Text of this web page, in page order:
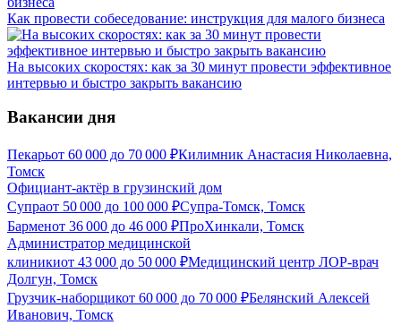
Как провести собеседование: инструкция для малого бизнеса
На высоких скоростях: как за 30 минут провести эффективное
интервью и быстро закрыть вакансию
Вакансии дня
Пекарьот 60 000 до 70 000 ₽Килимник Анастасия Николаевна,
Томск
Официант-актёр в грузинский дом
Супраот 50 000 до 100 000 ₽Супра-Томск, Томск
Барменот 36 000 до 46 000 ₽ПроХинкали, Томск
Администратор медицинской
клиникиот 43 000 до 50 000 ₽Медицинский центр ЛОР-врач
Долгун, Томск
Грузчик-наборщикот 60 000 до 70 000 ₽Белянский Алексей
Иванович, Томск